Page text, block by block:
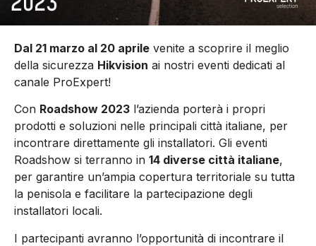
Dal 21 marzo al 20 aprile venite a scoprire il meglio
della sicurezza Hikvision ai nostri eventi dedicati al
canale ProExpert!
Con Roadshow 2023 l’azienda porterà i propri
prodotti e soluzioni nelle principali città italiane, per
incontrare direttamente gli installatori. Gli eventi
Roadshow si terranno in 14 diverse città italiane,
per garantire un’ampia copertura territoriale su tutta
la penisola e facilitare la partecipazione degli
installatori locali.
I partecipanti avranno l’opportunità di incontrare il